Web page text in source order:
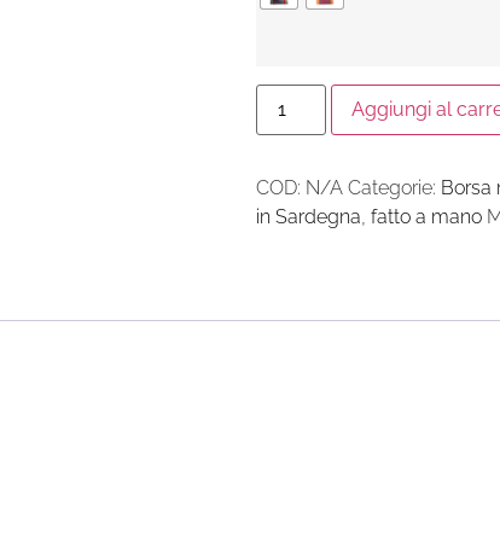
Aggiungi al
COD: N/A Categorie: Borsa
in Sardegna fatto a mano